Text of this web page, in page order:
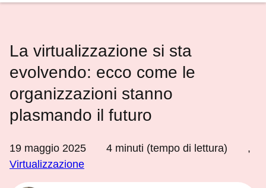
La virtualizzazione si sta
evolvendo: ecco come le
organizzazioni stanno
plasmando il futuro
19 maggio 2025 4 minuti (tempo di lettura)
,
Virtualizzazione